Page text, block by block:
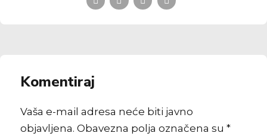
Komentiraj
Vaša e-mail adresa neće biti javno
objavljena. Obavezna polja označena su *